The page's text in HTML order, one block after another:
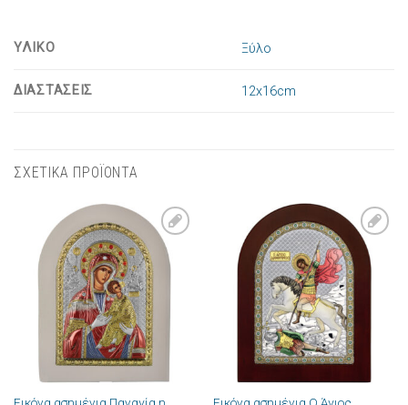
ΥΛΙΚΟ Ξύλο
ΔΙΑΣΤΑΣΕΙΣ 12x16cm
ΣΧΕΤΙΚΑ ΠΡΟΪΟΝΤΑ
Πρόσθήκη
στην λίστα
επιθυμιών
Πρόσθήκη
στην λίστα
επιθυμιών